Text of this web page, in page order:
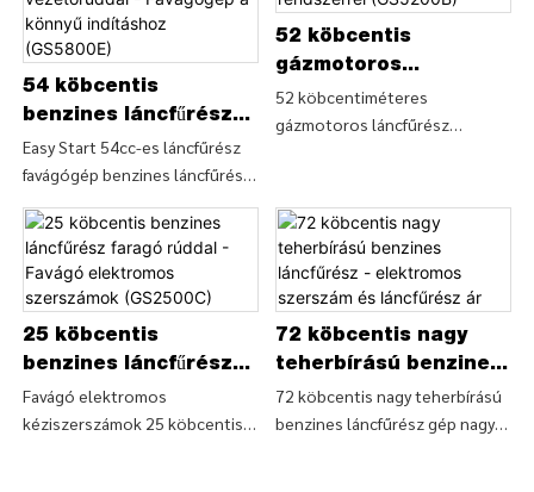
54 köbcentis
benzines láncfűrész
20/22 hüvelykes
vezetőrúddal -
indításhoz (GS5800E)
Easy Start 54cc-es láncfűrész
favágógép benzines láncfűrész
(GS5800E), részletek és ár a
fűvágó elektromos
szerszámról az Easy Start 54cc-
es favágógép benzines
láncfűrész 20/22 hüvelykes
vezetőrúddal (GS5800E ) - KÍNA
GTL TOOLS LIMITED
52 köbcentis
gázmotoros
láncfűrész
rezgéscsillapító
52 köbcentiméteres
gázmotoros láncfűrész
52 köbcentiméteres
gázmotoros láncfűrészről
vibrációgátló rendszerrel
(GS5200B) - KÍNA GTL TOOLS
LIMITED
25 köbcentis
benzines láncfűrész
faragó rúddal -
Favágó elektromos
Favágó elektromos
kéziszerszámok 25 köbcentis
72 köbcentis nagy
teherbírású benzines
láncfűrész -
elektromos szerszám
72 köbcentis nagy teherbírású
benzines láncfűrész gép nagy